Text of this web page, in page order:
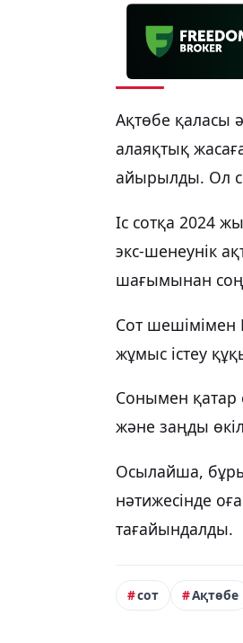
Ақтөбе қаласы
алаяқтық
айырылды. Ол
Іс сотқа 2024
экс-шенеунік
шағымынан
Сот шешімімен
жұмыс істеу
Сонымен қатар
және заңды
Осылайша,
нәтижесінде
тағайындалды.
сот Ақтөбе